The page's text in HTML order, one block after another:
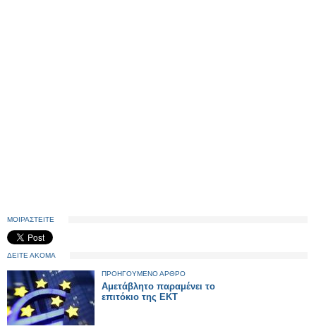
ΜΟΙΡΑΣΤΕΙΤΕ
ΔΕΙΤΕ ΑΚΟΜΑ
ΠΡΟΗΓΟΥΜΕΝΟ ΑΡΘΡΟ
Αμετάβλητο παραμένει το
επιτόκιο της ΕΚΤ